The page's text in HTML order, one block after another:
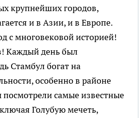
крупнейших городов,
и в Азии, и в Европе.
с многовековой историей!
Каждый день был
Стамбул богат на
особенно в районе
самые известные
Голубую мечеть,